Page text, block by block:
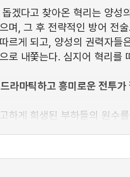
겠다고 찾아온 혁리는 양성
며, 그 후 전략적인 방어 전
르게 되고, 양성의 권력자들
로 내쫓는다. 심지어 혁리를
라마틱하고 흥미로운 전투가
하게 희생된 부하들의 원수
침략해야 하는 자. 혁리와 항엄
평화롭게 지킬 수 있을 것